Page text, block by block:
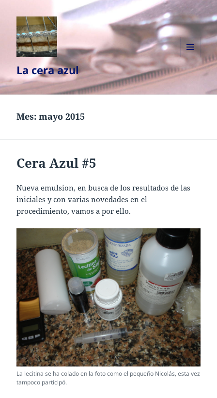
La cera azul
MENÚ
Y
WIDGETS
Mes:mayo 2015
Cera Azul #5
Nueva emulsion, en busca de los resultados de las
iniciales y con varias novedades en el
procedimiento, vamos a por ello.
La lecitina se ha colado en la foto como el pequeño Nicolás, esta vez
tampoco participó.